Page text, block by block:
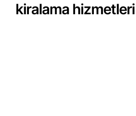
kiralama